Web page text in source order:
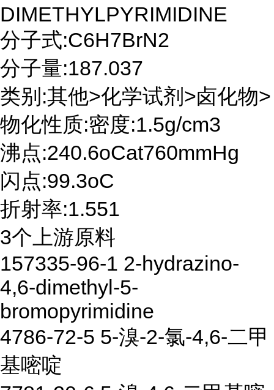
DIMETHYLPYRIMIDINE
分子式:C6H7BrN2
分子量:187.037
类别:其他>化学试剂>卤化物>
物化性质:密度:1.5g/cm3
沸点:240.6oCat760mmHg
闪点:99.3oC
折射率:1.551
3个上游原料
157335-96-1 2-hydrazino-
4,6-dimethyl-5-
bromopyrimidine
4786-72-5 5-溴-2-氯-4,6-二甲
基嘧啶